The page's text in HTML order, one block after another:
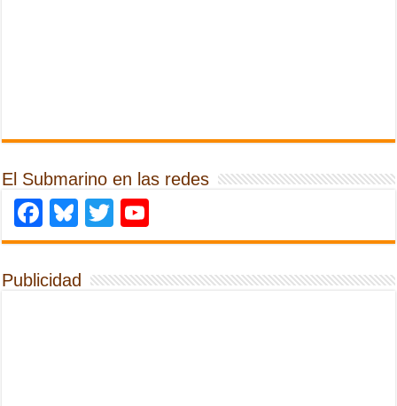
El Submarino en las redes
Facebook
Bluesky
Twitter
Publicidad